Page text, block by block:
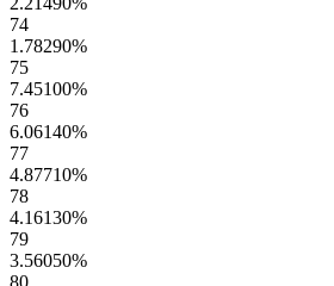
74
1.78290%
75
7.45100%
76
6.06140%
77
4.87710%
78
4.16130%
79
3.56050%
80